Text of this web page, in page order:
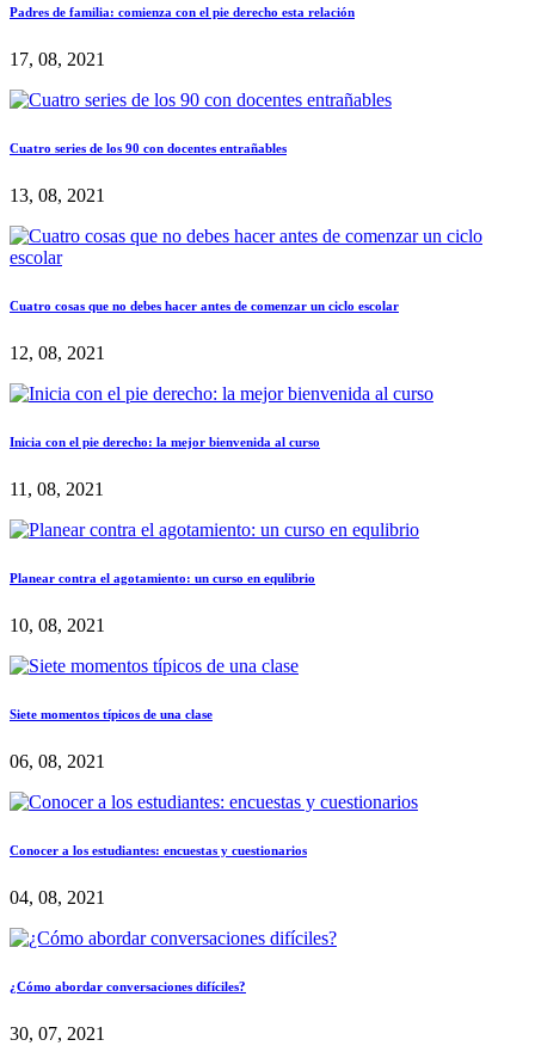
Padres de familia: comienza con el pie derecho esta relación
17, 08, 2021
Cuatro series de los 90 con docentes entrañables
13, 08, 2021
Cuatro cosas que no debes hacer antes de comenzar un ciclo escolar
12, 08, 2021
Inicia con el pie derecho: la mejor bienvenida al curso
11, 08, 2021
Planear contra el agotamiento: un curso en equlibrio
10, 08, 2021
Siete momentos típicos de una clase
06, 08, 2021
Conocer a los estudiantes: encuestas y cuestionarios
04, 08, 2021
¿Cómo abordar conversaciones difíciles?
30, 07, 2021